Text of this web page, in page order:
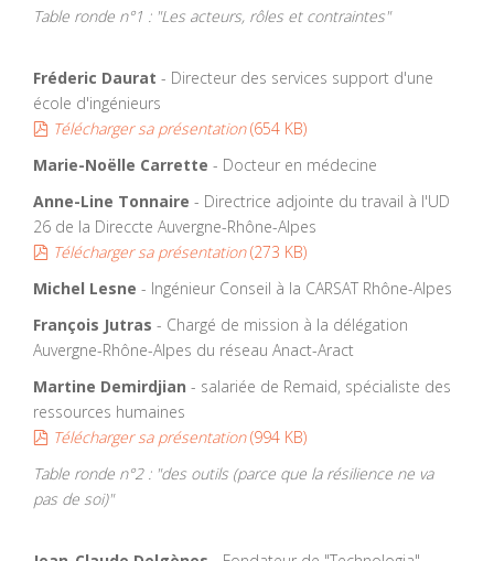
Table ronde n°1 : "Les acteurs, rôles et contraintes"
Fréderic Daurat - Directeur des services support d'une
école d'ingénieurs
pdf
Télécharger sa présentation (654 KB)
Marie-Noëlle Carrette - Docteur en médecine
Anne-Line Tonnaire - Directrice adjointe du travail à l'UD
26 de la Direccte Auvergne-Rhône-Alpes
pdf
Télécharger sa présentation (273 KB)
Michel Lesne - Ingénieur Conseil à la CARSAT Rhône-Alpes
François Jutras - Chargé de mission à la délégation
Auvergne-Rhône-Alpes du réseau Anact-Aract
Martine Demirdjian - salariée de Remaid, spécialiste des
ressources humaines
pdf
Télécharger sa présentation (994 KB)
Table ronde n°2 : "des outils (parce que la résilience ne va
pas de soi)"